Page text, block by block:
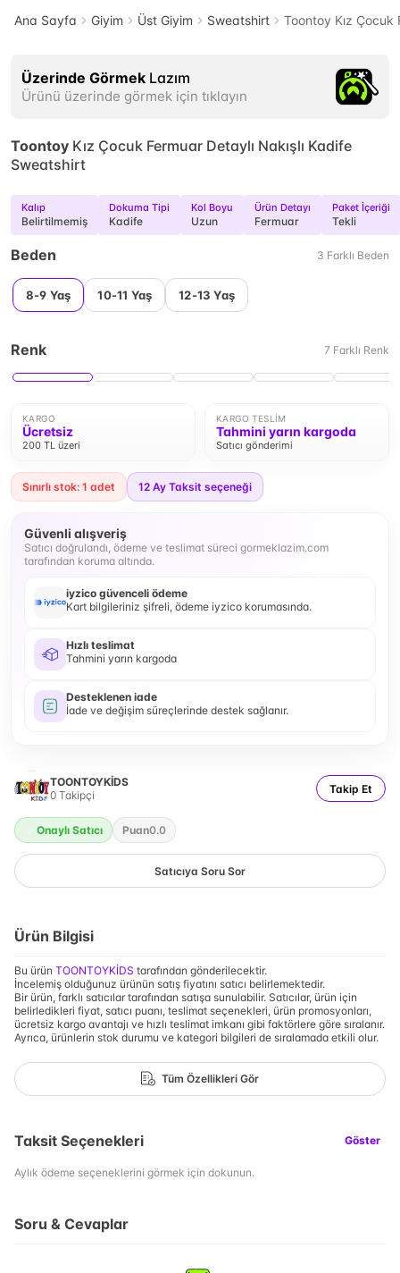
Ana Sayfa Giyim Üst Giyim Sweatshirt Toontoy Kız Çocuk
Üzerinde Görmek Lazım
Ürünü üzerinde görmek için tıklayın
Toontoy Kız Çocuk Fermuar Detaylı Nakışlı Kadife
Sweatshirt
Kalıp
Belirtilmemiş
Dokuma Tipi
Kadife
Kol Boyu
Uzun
Ürün Detayı
Fermuar
Paket İçeriği
Tekli
Beden 3 Farklı Beden
8-9 Yaş 10-11 Yaş 12-13 Yaş
Renk 7 Farklı Renk
KARGO
Ücretsiz
200 TL üzeri
KARGO TESLIM
Tahmini yarın kargoda
Satıcı gönderimi
Sınırlı stok: 1 adet 12 Ay Taksit seçeneği
Güvenli alışveriş
Satıcı doğrulandı, ödeme ve teslimat süreci gormeklazim.com
tarafından koruma altında.
iyzico güvenceli ödeme
Kart bilgileriniz şifreli, ödeme iyzico korumasında.
Hızlı teslimat
Tahmini yarın kargoda
Desteklenen iade
İade ve değişim süreçlerinde destek sağlanır.
TOONTOYKİDS
0 Takipçi Takip Et
Onaylı Satıcı Puan0.0
Satıcıya Soru Sor
Ürün Bilgisi
Bu ürün TOONTOYKİDS tarafından gönderilecektir.
İncelemiş olduğunuz ürünün satış fiyatını satıcı belirlemektedir.
Bir ürün, farklı satıcılar tarafından satışa sunulabilir. Satıcılar, ürün için
belirledikleri fiyat, satıcı puanı, teslimat seçenekleri, ürün promosyonları,
ücretsiz kargo avantajı ve hızlı teslimat imkanı gibi faktörlere göre sıralanır.
Ayrıca, ürünlerin stok durumu ve kategori bilgileri de sıralamada etkili olur.
Tüm Özellikleri Gör
Taksit Seçenekleri Göster
Aylık ödeme seçeneklerini görmek için dokunun.
Soru & Cevaplar